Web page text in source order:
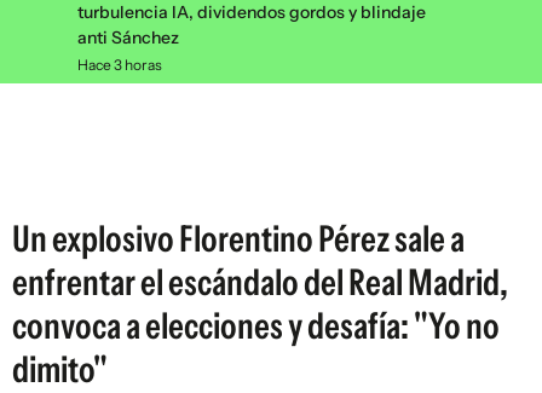
ESTADOS UNIDOS
turbulencia IA, dividendos gordos y blindaje
anti Sánchez
Hace 3 horas
Un explosivo Florentino Pérez sale a
enfrentar el escándalo del Real Madrid,
convoca a elecciones y desafía: "Yo no
dimito"